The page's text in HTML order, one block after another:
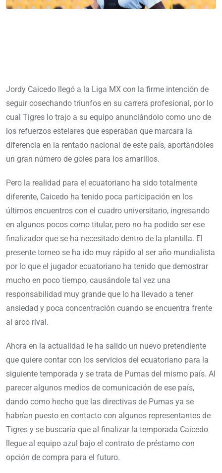
Jordy Caicedo llegó a la Liga MX con la firme intención de
seguir cosechando triunfos en su carrera profesional, por lo
cual Tigres lo trajo a su equipo anunciándolo como uno de
los refuerzos estelares que esperaban que marcara la
diferencia en la rentado nacional de este país, aportándoles
un gran número de goles para los amarillos.
Pero la realidad para el ecuatoriano ha sido totalmente
diferente, Caicedo ha tenido poca participación en los
últimos encuentros con el cuadro universitario, ingresando
en algunos pocos como titular, pero no ha podido ser ese
finalizador que se ha necesitado dentro de la plantilla. El
presente torneo se ha ido muy rápido al ser año mundialista
por lo que el jugador ecuatoriano ha tenido que demostrar
mucho en poco tiempo, causándole tal vez una
responsabilidad muy grande que lo ha llevado a tener
ansiedad y poca concentración cuando se encuentra frente
al arco rival.
Ahora en la actualidad le ha salido un nuevo pretendiente
que quiere contar con los servicios del ecuatoriano para la
siguiente temporada y se trata de Pumas del mismo país. Al
parecer algunos medios de comunicación de ese país,
dando como hecho que las directivas de Pumas ya se
habrían puesto en contacto con algunos representantes de
Tigres y se buscaría que al finalizar la temporada Caicedo
llegue al equipo azul bajo el contrato de préstamo con
opción de compra para el futuro.